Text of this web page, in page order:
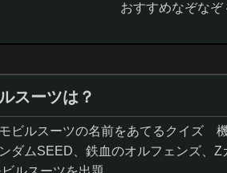
おすすめなぞなぞ
スーツは？
ビルスーツの名前をあてるクイズ
ダムSEED、鉄血のオルフェンズ、Z